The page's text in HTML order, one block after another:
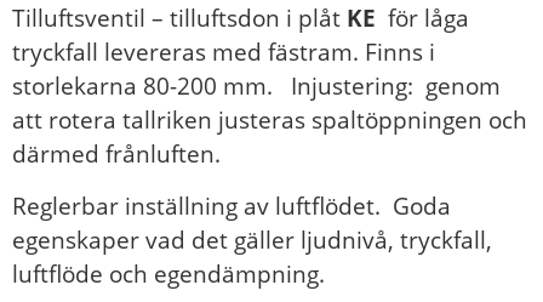
Tilluftsventil – tilluftsdon i plåt KE för låga
tryckfall levereras med fästram. Finns i
storlekarna 80-200 mm. Injustering: genom
att rotera tallriken justeras spaltöppningen och
därmed frånluften.
Reglerbar inställning av luftflödet. Goda
egenskaper vad det gäller ljudnivå, tryckfall,
luftflöde och egendämpning.